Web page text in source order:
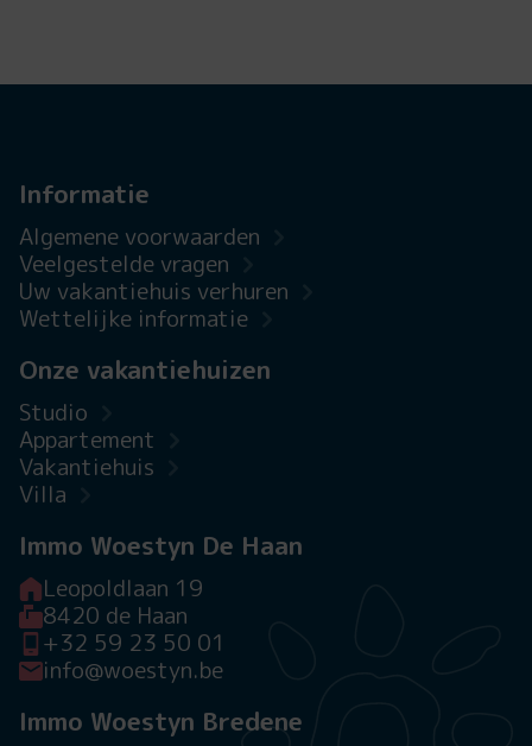
Informatie
Algemene voorwaarden
Veelgestelde vragen
Uw vakantiehuis verhuren
Wettelijke informatie
Onze vakantiehuizen
Studio
Appartement
Vakantiehuis
Villa
Immo Woestyn De Haan
Leopoldlaan 19
8420 de Haan
+32 59 23 50 01
info@woestyn.be
Immo Woestyn Bredene